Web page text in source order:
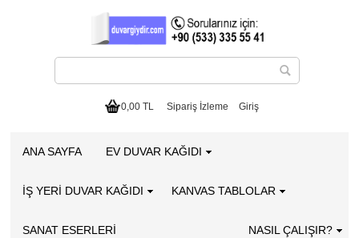
0,00 TL Sipariş İzleme Giriş
ANA SAYFA EV DUVAR KAĞIDI
İŞ YERİ DUVAR KAĞIDI KANVAS TABLOLAR
SANAT ESERLERI NASIL ÇALIŞIR?